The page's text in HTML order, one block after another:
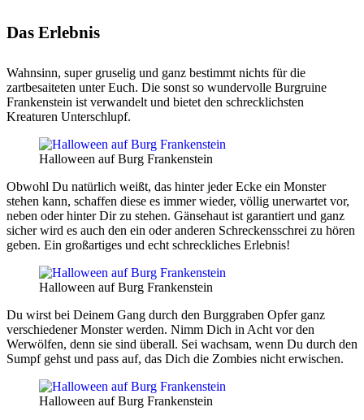
Das Erlebnis
Wahnsinn, super gruselig und ganz bestimmt nichts für die
zartbesaiteten unter Euch. Die sonst so wundervolle Burgruine
Frankenstein ist verwandelt und bietet den schrecklichsten
Kreaturen Unterschlupf.
Halloween auf Burg Frankenstein
Obwohl Du natürlich weißt, das hinter jeder Ecke ein Monster
stehen kann, schaffen diese es immer wieder, völlig unerwartet vor,
neben oder hinter Dir zu stehen. Gänsehaut ist garantiert und ganz
sicher wird es auch den ein oder anderen Schreckensschrei zu hören
geben. Ein großartiges und echt schreckliches Erlebnis!
Halloween auf Burg Frankenstein
Du wirst bei Deinem Gang durch den Burggraben Opfer ganz
verschiedener Monster werden. Nimm Dich in Acht vor den
Werwölfen, denn sie sind überall. Sei wachsam, wenn Du durch den
Sumpf gehst und pass auf, das Dich die Zombies nicht erwischen.
Halloween auf Burg Frankenstein